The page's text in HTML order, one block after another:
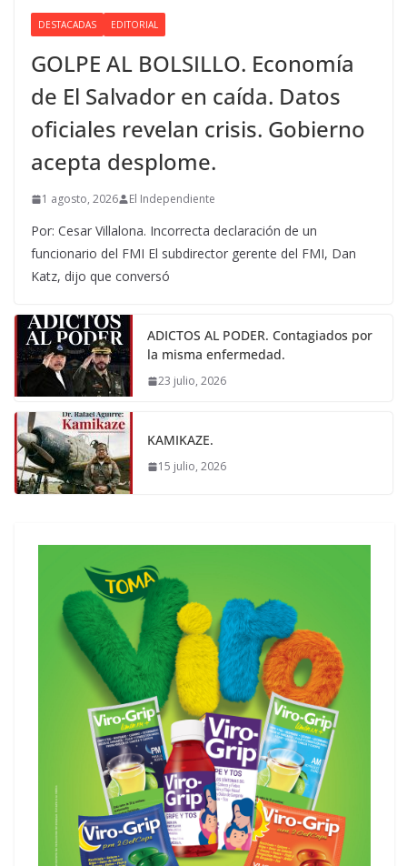
DESTACADAS EDITORIAL
GOLPE AL BOLSILLO. Economía
de El Salvador en caída. Datos
oficiales revelan crisis. Gobierno
acepta desplome.
1 agosto, 2026 El Independiente
Por: Cesar Villalona. Incorrecta declaración de un
funcionario del FMI El subdirector gerente del FMI, Dan
Katz, dijo que conversó
ADICTOS AL PODER. Contagiados por
la misma enfermedad.
23 julio, 2026
KAMIKAZE.
15 julio, 2026